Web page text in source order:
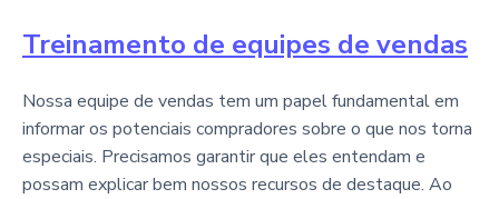
Treinamento de equipes de vendas
Nossa equipe de vendas tem um papel fundamental em
informar os potenciais compradores sobre o que nos torna
especiais. Precisamos garantir que eles entendam e
possam explicar bem nossos recursos de destaque. Ao